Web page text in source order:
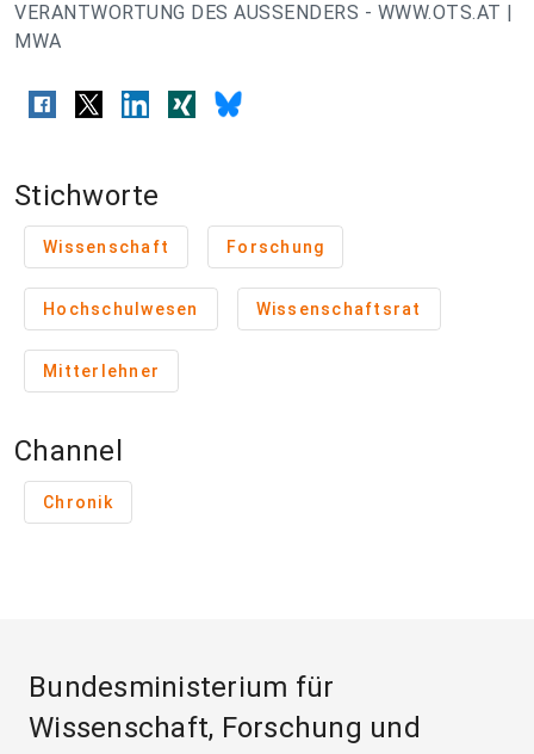
VERANTWORTUNG DES AUSSENDERS - WWW.OTS.AT |
MWA
Stichworte
Wissenschaft Forschung
Hochschulwesen Wissenschaftsrat
Mitterlehner
Channel
Chronik
Bundesministerium für
Wissenschaft, Forschung und